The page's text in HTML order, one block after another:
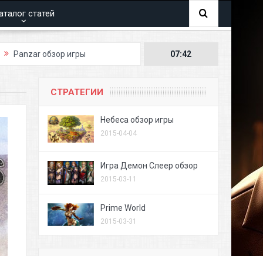
статей
07:42
СТРАТЕГИИ
Небеса обзор игры
2015-04-04
Игра Демон Слеер обзор
2015-03-11
Prime World
2015-03-31